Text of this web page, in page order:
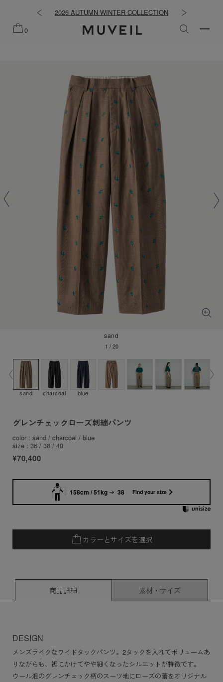
2026 AUTUMN WINTER COLLECTION
0
sand charcoal blue
sand
1 /20
グレンチェックローズ刺繍パンツ
color : sand / charcoal / blue
size : 36 / 38 / 40
¥70,400
158cm / 51kg 38 Find your size
カラーとサイズを選択
商品詳細 素材・サイズ
DESIGN
メンズライクなワイドタックパンツ。2タックを入れてボリュームあ
りながらも、裾にかけてやや細くなったシルエットが特徴です。
ウール混のグレンチェック柄のスーツ地にローズの蕾をオリジナル